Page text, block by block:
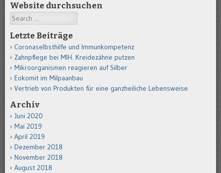
Website durchsuchen
Search
Letzte Beiträge
Coronaselbsthilfe und Immunkompetenz
Zahnpflege bei MIH. Kreidezähne putzen
Mikroorganismen reagieren auf Silber
Eokomit im Milpaanbau
Vertrieb von Produkten für eine ganzheiliche Lebensweise
Archiv
Juni 2020
Mai 2019
April 2019
Dezember 2018
November 2018
August 2018